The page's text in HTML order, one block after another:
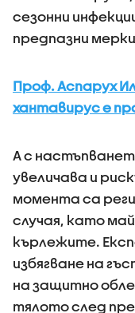
сезонни
предпазни
Проф. Аспарух
хантавирус е
А с
увеличава и
момента са
случая, като
кърлежите.
избягване на
на защитно
тялото след